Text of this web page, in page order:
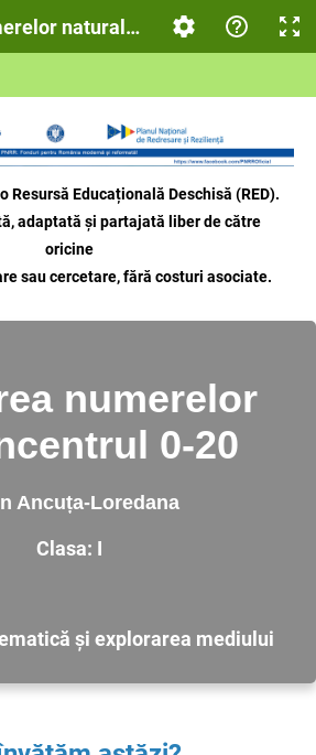
naturale în concentrul 0-20
Resursă Educațională Deschisă (RED).
adaptată și partajată liber de către
oricine
sau cercetare, fără costuri asociate.
numerelor
0-20
Ancuța-Loredana
Clasa: I
și explorarea mediului